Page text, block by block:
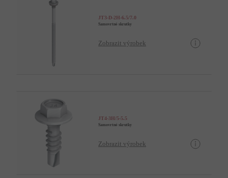
JT3-D-2H-6.5/7.0
Samovrtné skrutky
Zobrazit výrobek
JT4-3H/5-5.5
Samovrtné skrutky
Zobrazit výrobek